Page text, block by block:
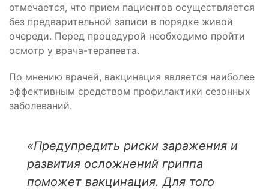
отмечается, что прием пациентов осуществляется
без предварительной записи в порядке живой
очереди. Перед процедурой необходимо пройти
осмотр у врача-терапевта.
По мнению врачей, вакцинация является наиболее
эффективным средством профилактики сезонных
заболеваний.
«Предупредить риски заражения и
развития осложнений гриппа
поможет вакцинация. Для того